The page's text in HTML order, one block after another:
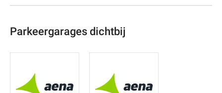
Parkeergarages dichtbij